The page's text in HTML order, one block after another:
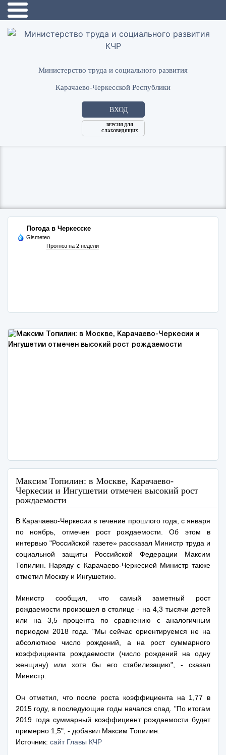
Министерство труда и социального развития
Карачаево-Черкесской Республики
ВХОД
ВЕРСИЯ ДЛЯ
СЛАБОВИДЯЩИХ
Погода в Черкесске
Gismeteo
Прогноз на 2 недели
Максим Топилин: в Москве, Карачаево-
Черкесии и Ингушетии отмечен высокий рост
рождаемости
В Карачаево-Черкесии в течение прошлого года, с января
по ноябрь, отмечен рост рождаемости. Об этом в
интервью "Российской газете» рассказал Министр труда и
социальной защиты Российской Федерации Максим
Топилин. Наряду с Карачаево-Черкесией Министр также
отметил Москву и Ингушетию.
Министр сообщил, что самый заметный рост
рождаемости произошел в столице - на 4,3 тысячи детей
или на 3,5 процента по сравнению с аналогичным
периодом 2018 года. "Мы сейчас ориентируемся не на
абсолютное число рождений, а на рост суммарного
коэффициента рождаемости (число рождений на одну
женщину) или хотя бы его стабилизацию", - сказал
Министр.
Он отметил, что после роста коэффициента на 1,77 в
2015 году, в последующие годы начался спад. "По итогам
2019 года суммарный коэффициент рождаемости будет
примерно 1,5", - добавил Максим Топилин.
Источник: сайт Главы КЧР